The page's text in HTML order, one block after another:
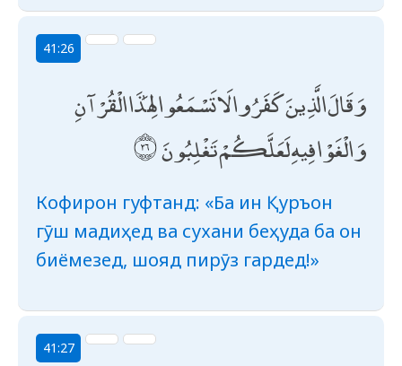
41:26
وَقَالَ الَّذِينَ كَفَرُوا لَا تَسْمَعُوا لِهَٰذَا الْقُرْآنِ
وَالْغَوْا فِيهِ لَعَلَّكُمْ تَغْلِبُونَ
Кофирон гуфтанд: «Ба ин Қуръон
гӯш мадиҳед ва сухани беҳуда ба он
биёмезед, шояд пирӯз гардед!»
41:27